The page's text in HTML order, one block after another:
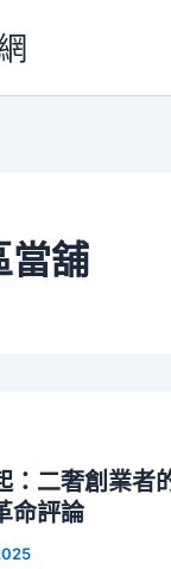
當舖
：二奢創業者
命評論